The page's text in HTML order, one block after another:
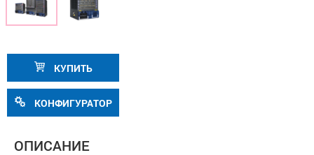
КУПИТЬ
КОНФИГУРАТОР
ОПИСАНИЕ